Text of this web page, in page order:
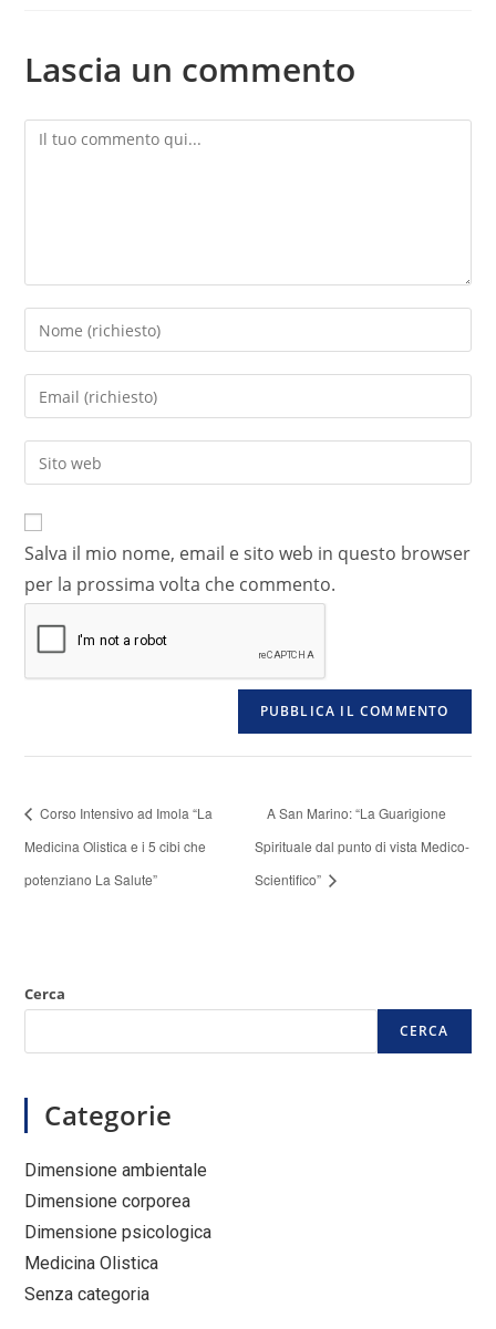
Lascia un commento
Salva il mio nome, email e sito web in questo browser
per la prossima volta che commento.
Corso Intensivo ad Imola “La
Medicina Olistica e i 5 cibi che
potenziano La Salute”
A San Marino: “La Guarigione
Spirituale dal punto di vista Medico-
Scientifico”
Cerca
CERCA
Categorie
Dimensione ambientale
Dimensione corporea
Dimensione psicologica
Medicina Olistica
Senza categoria